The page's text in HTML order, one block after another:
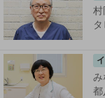
村
み
都